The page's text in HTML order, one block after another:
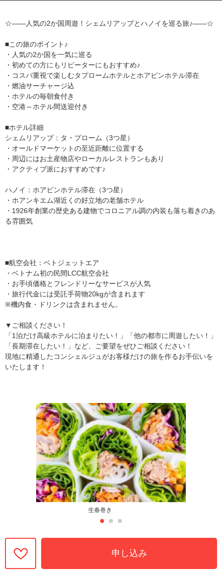
☆――人気の2か国周遊！シェムリアップとハノイを巡る旅♪――☆
■この旅のポイント♪
・人気の2か国を一気に巡る
・初めての方にもリピーターにもおすすめ♪
・コスパ重視で楽しむタプロームホテルとホアビンホテル滞在
・燃油サーチャージ込
・ホテルの毎朝食付き
・空港～ホテル間送迎付き
■ホテル詳細
シェムリアップ：タ・プローム（3つ星）
・オールドマーケットの至近距離に位置する
・周辺にはお土産物店やローカルレストランもあり
・アクティブ派におすすめです♪
ハノイ：ホアビンホテル滞在（3つ星）
・ホアンキエム湖近くの好立地の老舗ホテル
・1926年創業の歴史ある建物でコロニアル調の内装も落ち着きのあ
る雰囲気
■航空会社：ベトジェットエア
・ベトナム初の民間LCC航空会社
・お手頃価格とフレンドリーなサービスが人気
・旅行代金には受託手荷物20kgが含まれます
※機内食・ドリンクは含まれません。
▼ご相談ください！
「1泊だけ高級ホテルに泊まりたい！」「他の都市に周遊したい！」
「長期滞在したい！」など、ご要望をぜひご相談ください！
現地に精通したコンシェルジュがお客様だけの旅を作るお手伝いを
いたします！
生春巻き
申し込み